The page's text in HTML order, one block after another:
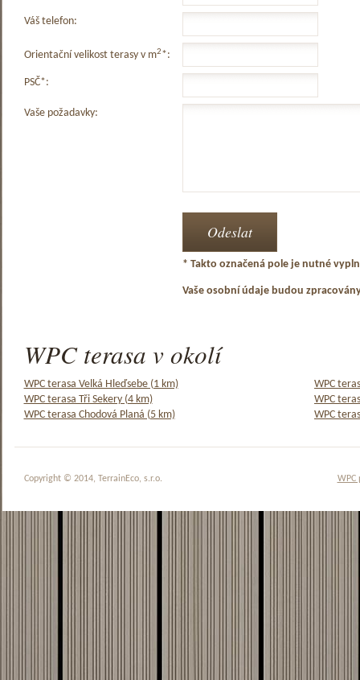
Váš telefon:
Orientační velikost terasy v m2*:
PSČ*:
Vaše požadavky:
* Takto označená pole je nutné
Vaše osobní údaje budou
WPC terasa v okolí
WPC terasa Velká Hleďsebe (1 km)
WPC
WPC terasa Tři Sekery (4 km)
WPC
WPC terasa Chodová Planá (5 km)
WPC
WPC
Copyright © 2014, TerrainEco, s.r.o.